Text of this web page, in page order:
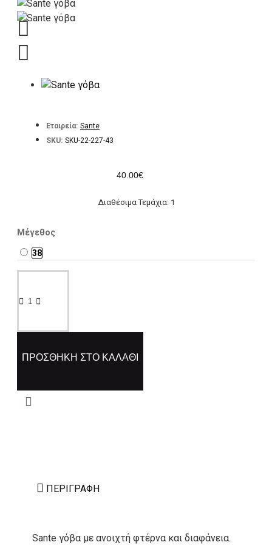
Εταιρεία: Sante
SKU: SKU-22-227-43
40.00€
Διαθέσιμα Τεμάχια: 1
Μέγεθος
38
ΠΡΟΣΘΉΚΗ ΣΤΟ ΚΑΛΆΘΙ
ΠΕΡΙΓΡΑΦΉ
Sante γόβα με ανοιχτή φτέρνα και διαφάνεια.